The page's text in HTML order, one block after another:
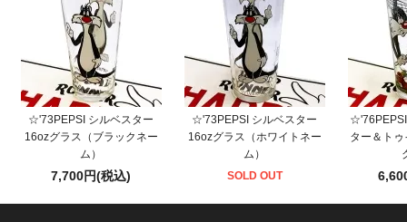
☆'73PEPSI シルベスター
16ozグラス（ブラックネー
ム）
7,700円(税込)
☆'73PEPSI シルベスター
16ozグラス（ホワイトネー
ム）
SOLD OUT
ター＆ト